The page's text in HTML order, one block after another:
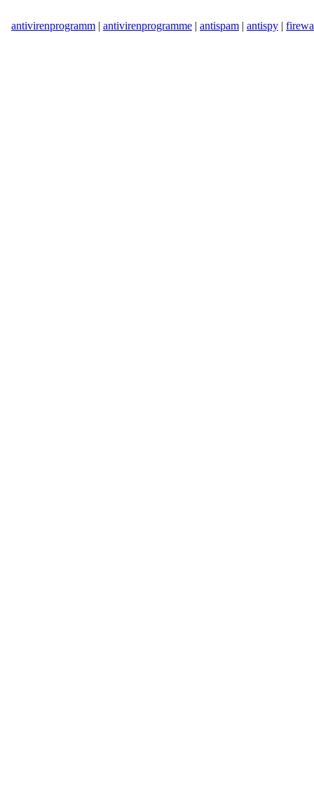
antivirenprogramm | antivirenprogramme | antispam | antispy |